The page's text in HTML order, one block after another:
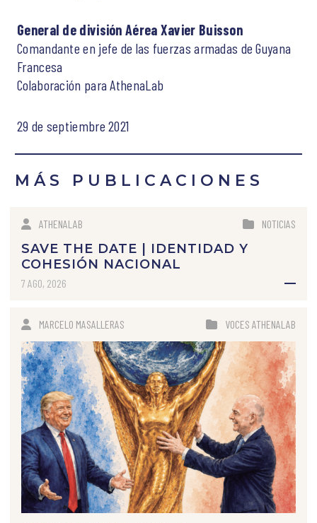
General de división Aérea Xavier Buisson
Comandante en jefe de las fuerzas armadas de Guyana
Francesa
Colaboración para AthenaLab
29 de septiembre 2021
MÁS PUBLICACIONES
ATHENALAB NOTICIAS
SAVE THE DATE | IDENTIDAD Y
COHESIÓN NACIONAL
7 AGO, 2026
MARCELO MASALLERAS VOCES ATHENALAB